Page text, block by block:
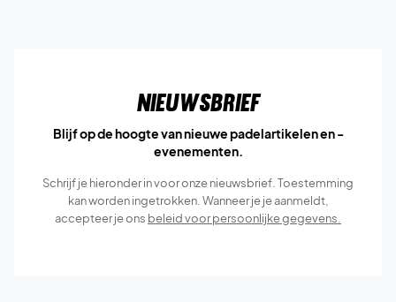
Nieuwsbrief
Blijf op de hoogte van nieuwe padelartikelen en -
evenementen.
Schrijf je hieronder in voor onze nieuwsbrief. Toestemming
kan worden ingetrokken. Wanneer je je aanmeldt,
accepteer je ons beleid voor persoonlijke gegevens.